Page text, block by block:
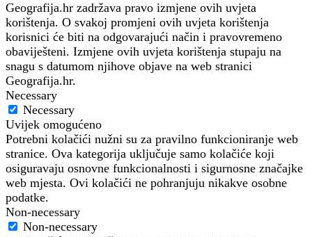
Geografija.hr zadržava pravo izmjene ovih uvjeta
korištenja. O svakoj promjeni ovih uvjeta korištenja
korisnici će biti na odgovarajući način i pravovremeno
obaviješteni. Izmjene ovih uvjeta korištenja stupaju na
snagu s datumom njihove objave na web stranici
Geografija.hr.
Necessary
Necessary
Uvijek omogućeno
Potrebni kolačići nužni su za pravilno funkcioniranje web
stranice. Ova kategorija uključuje samo kolačiće koji
osiguravaju osnovne funkcionalnosti i sigurnosne značajke
web mjesta. Ovi kolačići ne pohranjuju nikakve osobne
podatke.
Non-necessary
Non-necessary